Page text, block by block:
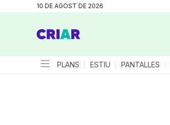
10 DE AGOST DE 2026
PLANS ESTIU PANTALLES